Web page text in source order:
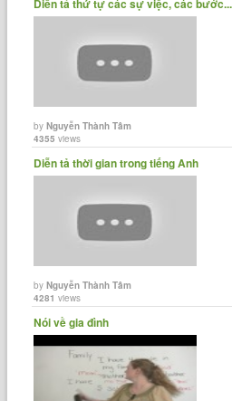
byNguyễn Thành Tâm
4355 views
Diễn tả thời gian trong tiếng Anh
byNguyễn Thành Tâm
4281 views
Nói về gia đình